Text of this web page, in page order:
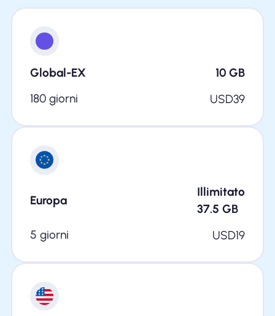
Global-EX 10 GB
180 giorni
USD39
Europa
Illimitato
37.5 GB
5 giorni
USD19